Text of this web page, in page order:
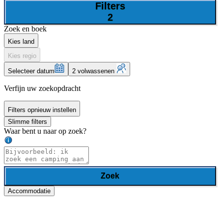
Filters
2
Zoek en boek
Kies land
Kies regio
Selecteer datum 2 volwassenen
Verfijn uw zoekopdracht
Filters opnieuw instellen
Slimme filters
Waar bent u naar op zoek?
Zoek
Accommodatie